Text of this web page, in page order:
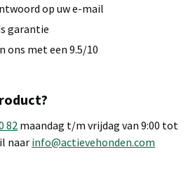
op uw e-mail
garantie
ons met een 9.5/10
82 maandag t/m vrijdag van 9:00 tot
naar info@actievehonden.com